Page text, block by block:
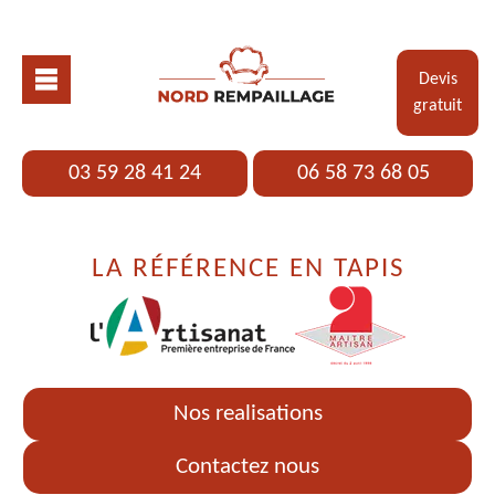
Devis
gratuit
03 59 28 41 24 06 58 73 68 05
LA RÉFÉRENCE EN TAPIS
Nos realisations
Contactez nous